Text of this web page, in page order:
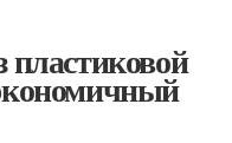
пластиковой